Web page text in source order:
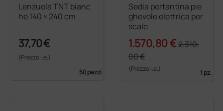
Lenzuola TNT bianc
he 140 × 240 cm
37,70 €
(Prezzo i.e.)
50 pezzi
Sedia portantina pie
ghevole elettrica per
scale
1.570,80 €2.310,
00 €
(Prezzo i.e.) 1 pz.